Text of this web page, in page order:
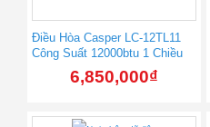
Điều Hòa Casper LC-12TL11
Công Suất 12000btu 1 Chiều
6,850,000₫